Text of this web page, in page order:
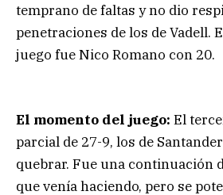
temprano de faltas y no dio
penetraciones de los de Vadell.
juego fue Nico Romano con 20.
El momento del juego: El
parcial de 27-9, los de
quebrar. Fue una continuación
que venía haciendo, pero se